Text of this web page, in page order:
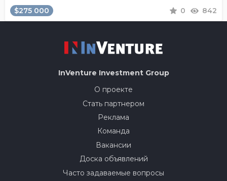
$275 000 0 842
InVenture Investment Group
О проекте
Стать партнером
Реклама
Команда
Вакансии
Доска объявлений
Часто задаваемые вопросы